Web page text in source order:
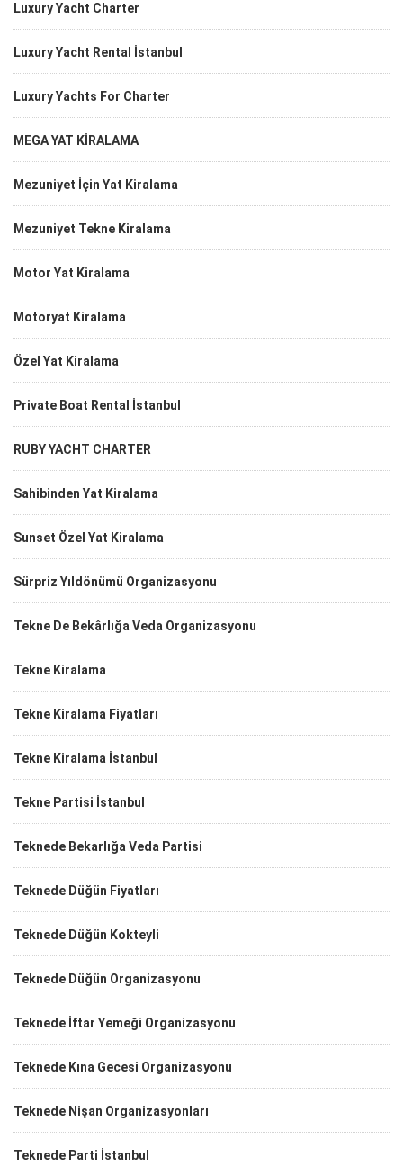
Luxury Yacht Charter
Luxury Yacht Rental İstanbul
Luxury Yachts For Charter
MEGA YAT KİRALAMA
Mezuniyet İçin Yat Kiralama
Mezuniyet Tekne Kiralama
Motor Yat Kiralama
Motoryat Kiralama
Özel Yat Kiralama
Private Boat Rental İstanbul
RUBY YACHT CHARTER
Sahibinden Yat Kiralama
Sunset Özel Yat Kiralama
Sürpriz Yıldönümü Organizasyonu
Tekne De Bekârlığa Veda Organizasyonu
Tekne Kiralama
Tekne Kiralama Fiyatları
Tekne Kiralama İstanbul
Tekne Partisi İstanbul
Teknede Bekarlığa Veda Partisi
Teknede Düğün Fiyatları
Teknede Düğün Kokteyli
Teknede Düğün Organizasyonu
Teknede İftar Yemeği Organizasyonu
Teknede Kına Gecesi Organizasyonu
Teknede Nişan Organizasyonları
Teknede Parti İstanbul